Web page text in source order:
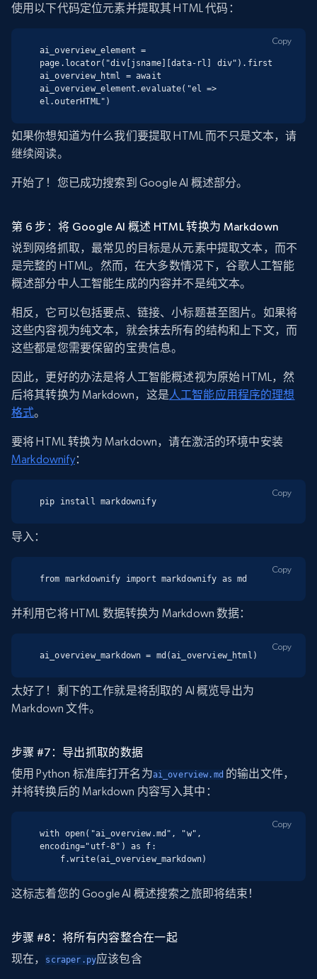
使用以下代码定位元素并提取其 HTML 代码：
ai_overview_element =
page.locator("div[jsname][data-rl] div").first
ai_overview_html = await
ai_overview_element.evaluate("el =>
el.outerHTML")
Copy
如果你想知道为什么我们要提取 HTML 而不只是文本，请
继续阅读。
开始了！您已成功搜索到 Google AI 概述部分。
第 6 步：将 Google AI 概述 HTML 转换为 Markdown
说到网络抓取，最常见的目标是从元素中提取文本，而不
是完整的 HTML。然而，在大多数情况下，谷歌人工智能
概述部分中人工智能生成的内容并不是纯文本。
相反，它可以包括要点、链接、小标题甚至图片。如果将
这些内容视为纯文本，就会抹去所有的结构和上下文，而
这些都是您需要保留的宝贵信息。
因此，更好的办法是将人工智能概述视为原始 HTML，然
后将其转换为 Markdown，这是人工智能应用程序的理想
格式。
要将 HTML 转换为 Markdown，请在激活的环境中安装
Markdownify：
pip install markdownify
Copy
导入：
from markdownify import markdownify as md
Copy
并利用它将 HTML 数据转换为 Markdown 数据：
ai_overview_markdown = md(ai_overview_html)
Copy
太好了！剩下的工作就是将刮取的 AI 概览导出为
Markdown 文件。
步骤 #7：导出抓取的数据
使用 Python 标准库打开名为ai_overview.md的输出文件，
并将转换后的 Markdown 内容写入其中：
with open("ai_overview.md", "w",
encoding="utf-8") as f:
    f.write(ai_overview_markdown)
Copy
这标志着您的 Google AI 概述搜索之旅即将结束！
步骤 #8：将所有内容整合在一起
现在，
scraper.py应该包含